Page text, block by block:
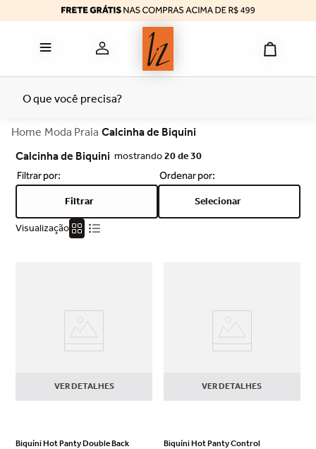
Moda Praia Calcinha de Biquini
Calcinha de Biquini mostrando20 de 30
Filtrar Selecionar
Visualização
VER DETALHES
Biquíni Hot Panty Double Back
VER DETALHES
Biquíni Hot Panty Control
reducer
8º
9º tomara caia
10º bermuda